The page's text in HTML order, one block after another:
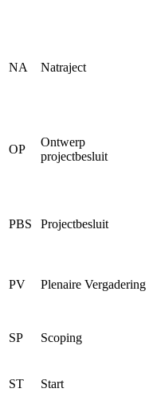
NA Natraject
OP
Ontwerp
projectbesluit
PBS Projectbesluit
PV Plenaire Vergadering
SP Scoping
ST Start